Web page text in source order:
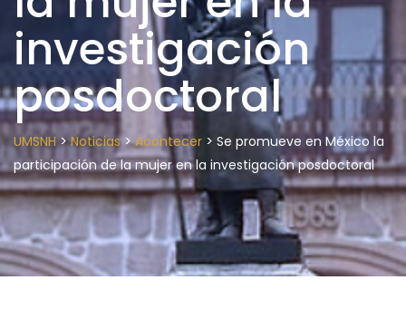
investigación
posdoctoral
UMSNH>Noticias>Acontecer > Se promueve en México la
participación de la mujer en la investigación posdoctoral